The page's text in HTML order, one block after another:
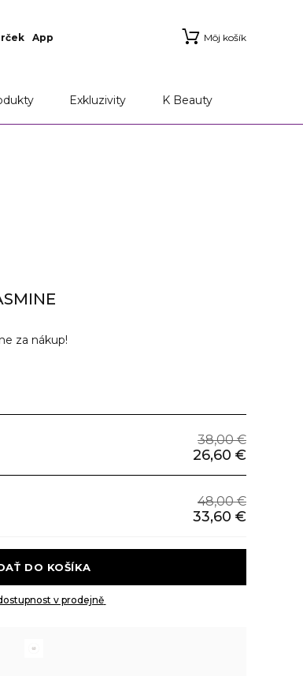
App Môj košík
Exkluzivity K Beauty
za nákup!
38,00 €
26,60 €
48,00 €
33,60 €
Ověřit dostupnost v prodejně